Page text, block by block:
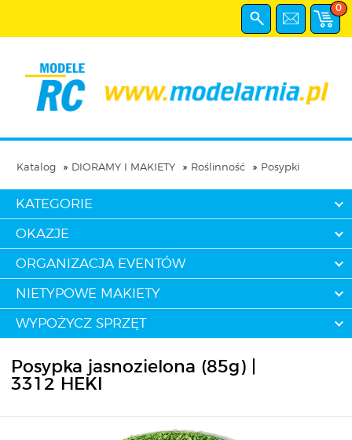
0
Katalog DIORAMY I MAKIETY Roślinność Posypki
KATEGORIE
OKAZJE
ORGANIZACJA EVENTÓW
NIETYPOWE MAKIETY
WYPOŻYCZ SPRZĘT
Posypka jasnozielona (85g) |
3312 HEKI